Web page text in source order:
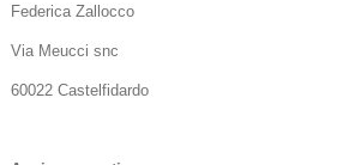
Federica Zallocco
Via Meucci snc
60022 Castelfidardo